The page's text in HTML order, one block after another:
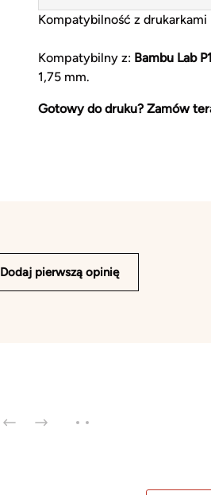
Kompatybilność z drukarkami
Kompatybilny z: Bambu Lab
1,75 mm.
Gotowy do druku? Zamów
Dodaj pierwszą opinię